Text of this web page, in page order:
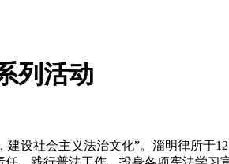
列活动
设社会主义法治文化”。淄明律所于